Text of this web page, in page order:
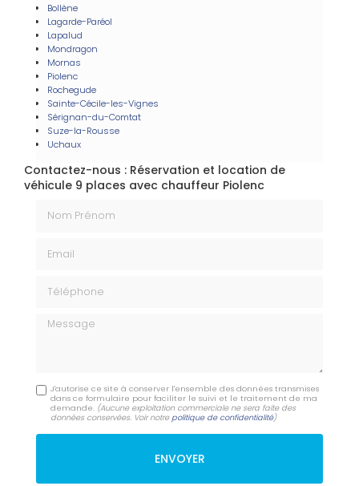
Bollène
Lagarde-Paréol
Lapalud
Mondragon
Mornas
Piolenc
Rochegude
Sainte-Cécile-les-Vignes
Sérignan-du-Comtat
Suze-la-Rousse
Uchaux
Contactez-nous : Réservation et location de
véhicule 9 places avec chauffeur Piolenc
Message
J'autorise ce site à conserver l'ensemble des données transmises
dans ce formulaire pour faciliter le suivi et le traitement de ma
demande. (Aucune exploitation commerciale ne sera faite des
données conservées. Voir notrepolitique de confidentialité)